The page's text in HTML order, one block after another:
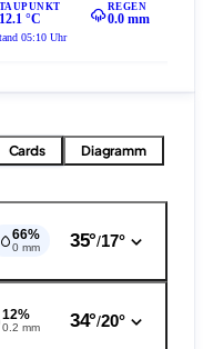
TAUPUNKT
12.1 °C
REGEN
0.0 mm
05:10 Uhr
Cards Diagramm
66%
0 mm 35°/17°
12%
0.2 mm 34°/20°